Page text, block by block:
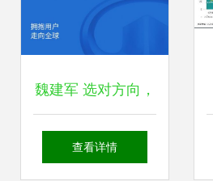
魏建军 选对方向，
把握格局，维护产
查看详情